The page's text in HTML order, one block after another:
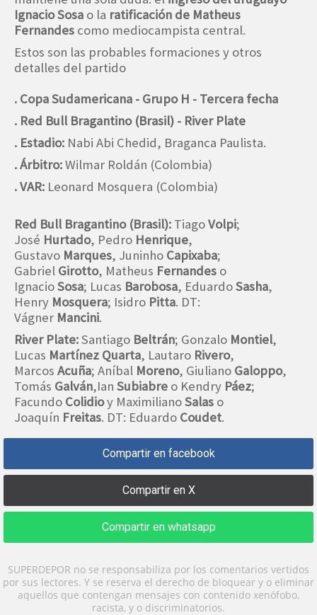
Ignacio Sosa o la ratificación de Matheus
Fernandes como mediocampista central.
Estos son las probables formaciones y otros
detalles del partido
. Copa Sudamericana - Grupo H - Tercera fecha
. Red Bull Bragantino (Brasil) - River Plate
. Estadio: Nabi Abi Chedid, Braganca Paulista.
. Árbitro:Wilmar Roldán (Colombia)
. VAR: Leonard Mosquera (Colombia)
Red Bull Bragantino (Brasil): TiagoVolpi;
José Hurtado, Pedro Henrique,
Gustavo Marques, Juninho Capixaba;
Gabriel Girotto, Matheus Fernandes o
IgnacioSosa; Lucas Barobosa, EduardoSasha,
Henry Mosquera; Isidro Pitta. DT:
Vágner Mancini.
River Plate:Santiago Beltrán; Gonzalo Montiel,
Lucas Martínez Quarta, Lautaro Rivero,
Marcos Acuña; Aníbal Moreno, Giuliano Galoppo,
Tomás Galván,Ian Subiabre o Kendry Páez;
Facundo Colidioy MaximilianoSalas o
Joaquín Freitas. DT: Eduardo Coudet.
Compartir en facebook
Compartir en X
Compartir en whatsapp
SUPERDEPOR no se responsabiliza por los comentarios vertidos
por sus lectores. Y se reserva el derecho de bloquear y o eliminar
aquellos que contengan mensajes con contenido xenófobo,
racista, y o discriminatorios.